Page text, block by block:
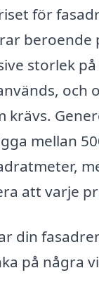
för
beroende
storlek
och
krävs.
mellan
att varje
din
på några